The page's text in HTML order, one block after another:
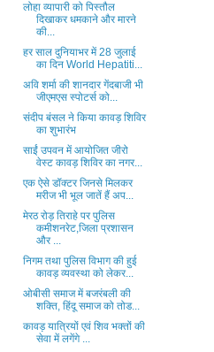
लोहा व्यापारी को पिस्तौल
दिखाकर धमकाने और मारने
की...
हर साल दुनियाभर में 28 जुलाई
का दिन World Hepatiti...
अवि शर्मा की शानदार गेंदबाजी भी
जीएमएस स्पोटर्स को...
संदीप बंसल ने किया कावड़ शिविर
का शुभारंभ
साईं उपवन में आयोजित जीरो
वेस्ट कावड़ शिविर का नगर...
एक ऐसे डॉक्टर जिनसे मिलकर
मरीज भी भूल जातें हैं अप...
मेरठ रोड़ तिराहे पर पुलिस
कमीशनरेट,जिला प्रशासन
और ...
निगम तथा पुलिस विभाग की हुई
कावड़ व्यवस्था को लेकर...
ओबीसी समाज में बजरंबली की
शक्ति, हिंदू समाज को तोड...
कावड़ यात्रियों एवं शिव भक्तों की
सेवा में लगेंगे ...